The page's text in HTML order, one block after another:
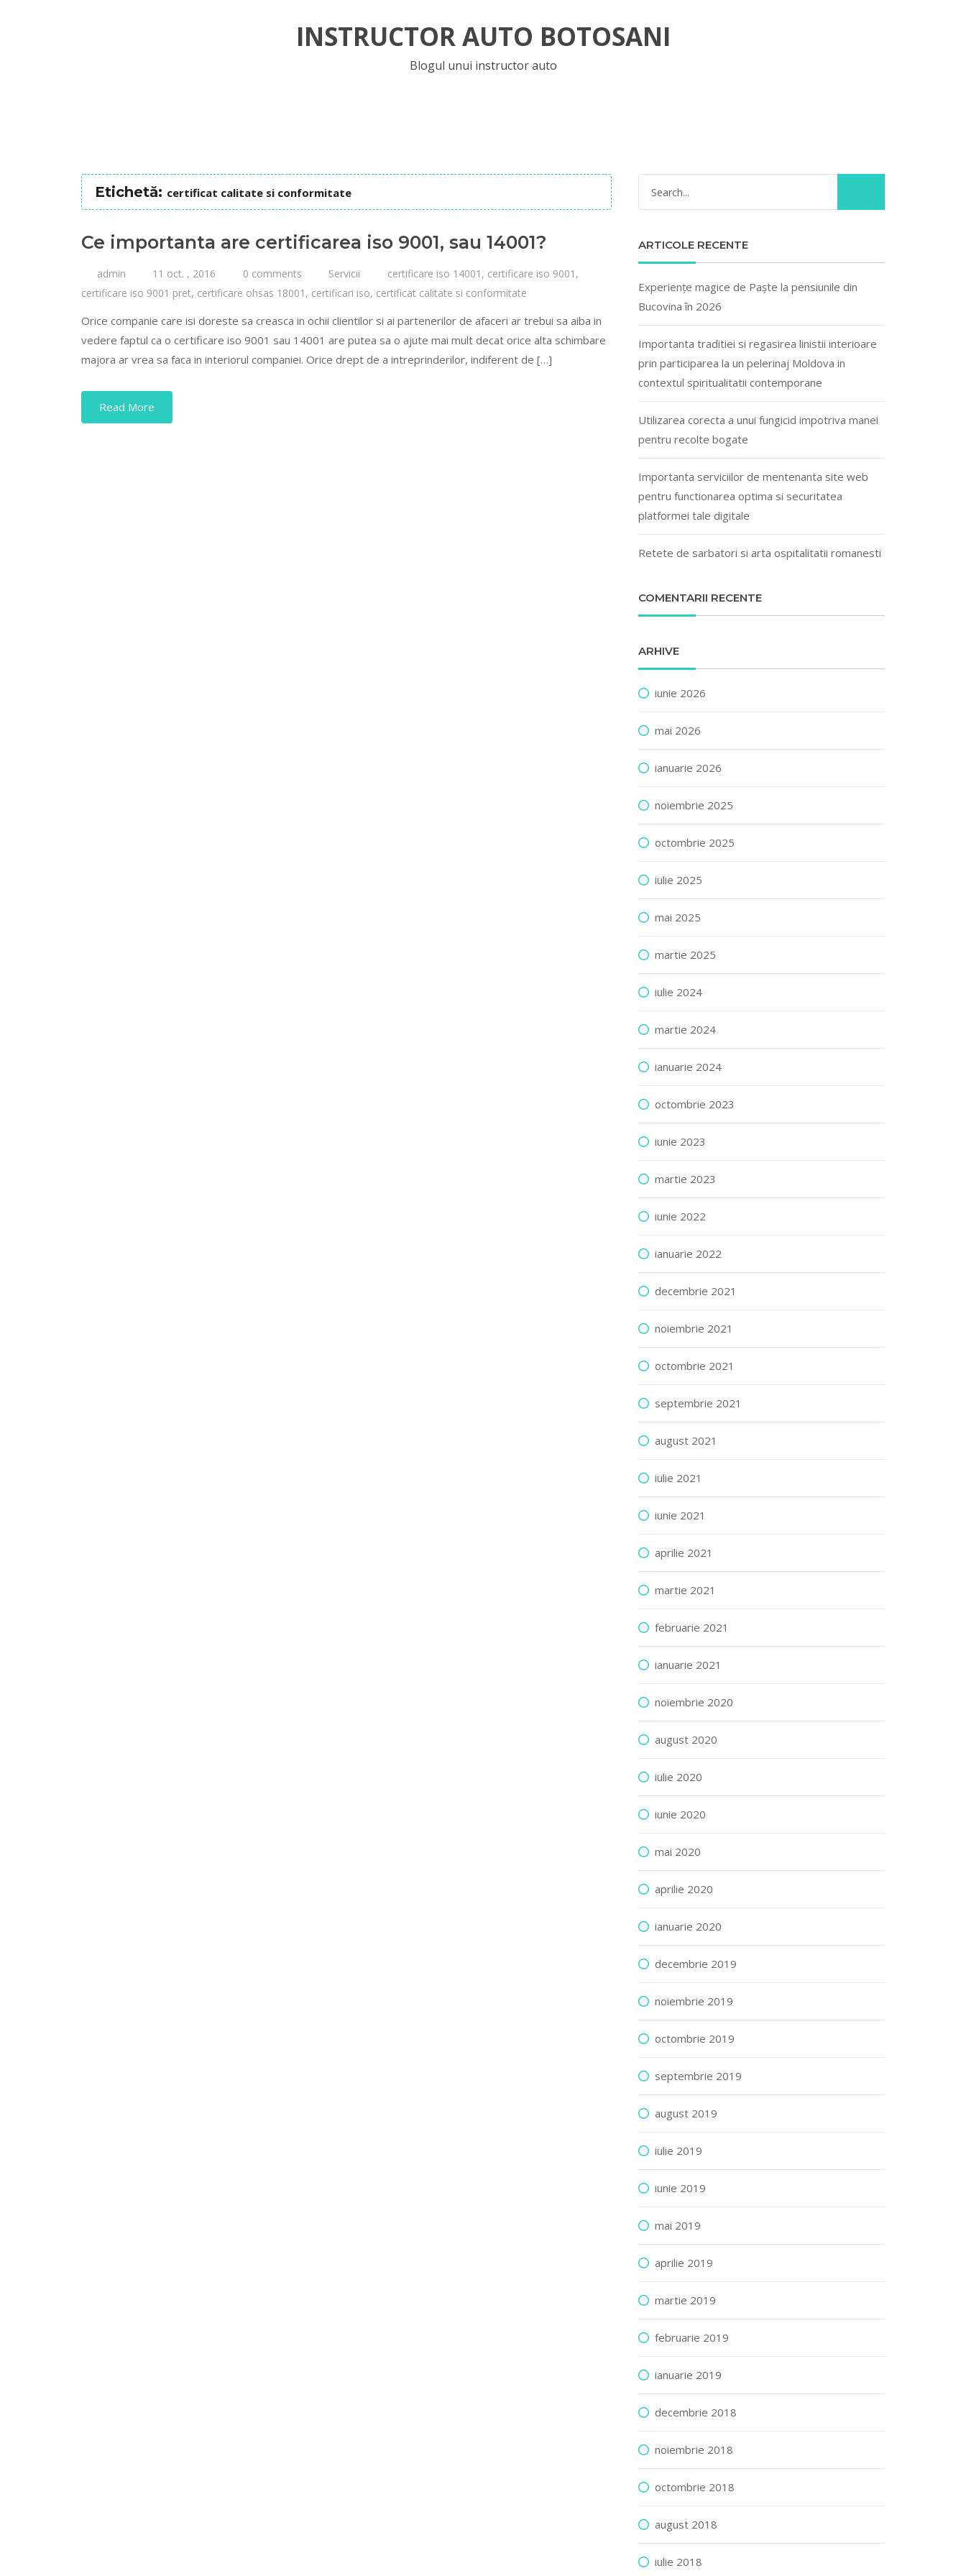
INSTRUCTOR AUTO BOTOSANI
Blogul unui instructor auto
Etichetă: certificat calitate si conformitate
Ce importanta are certificarea iso 9001, sau 14001?
admin 11 oct. , 2016 0 comments Servicii certificare iso 14001 , certificare iso 9001 ,
certificare iso 9001 pret, certificare ohsas 18001​ , certificari iso, certificat calitate si conformitate
Orice companie care isi doreste sa creasca in ochii clientilor si ai partenerilor de afaceri ar trebui sa aiba in
vedere faptul ca o certificare iso 9001 sau 14001 are putea sa o ajute mai mult decat orice alta schimbare
majora ar vrea sa faca in interiorul companiei. Orice drept de a intreprinderilor, indiferent de […]
Read More
ARTICOLE RECENTE
Experiențe magice de Paște la pensiunile din
Bucovina în 2026
Importanta traditiei si regasirea linistii interioare
prin participarea la un pelerinaj Moldova in
contextul spiritualitatii contemporane
Utilizarea corecta a unui fungicid impotriva manei
pentru recolte bogate
Importanta serviciilor de mentenanta site web
pentru functionarea optima si securitatea
platformei tale digitale
Retete de sarbatori si arta ospitalitatii romanesti
COMENTARII RECENTE
ARHIVE
iunie 2026
mai 2026
ianuarie 2026
noiembrie 2025
octombrie 2025
iulie 2025
mai 2025
martie 2025
iulie 2024
martie 2024
ianuarie 2024
octombrie 2023
iunie 2023
martie 2023
iunie 2022
ianuarie 2022
decembrie 2021
noiembrie 2021
octombrie 2021
septembrie 2021
august 2021
iulie 2021
iunie 2021
aprilie 2021
martie 2021
februarie 2021
ianuarie 2021
noiembrie 2020
august 2020
iulie 2020
iunie 2020
mai 2020
aprilie 2020
ianuarie 2020
decembrie 2019
noiembrie 2019
octombrie 2019
septembrie 2019
august 2019
iulie 2019
iunie 2019
mai 2019
aprilie 2019
martie 2019
februarie 2019
ianuarie 2019
decembrie 2018
noiembrie 2018
octombrie 2018
august 2018
iulie 2018